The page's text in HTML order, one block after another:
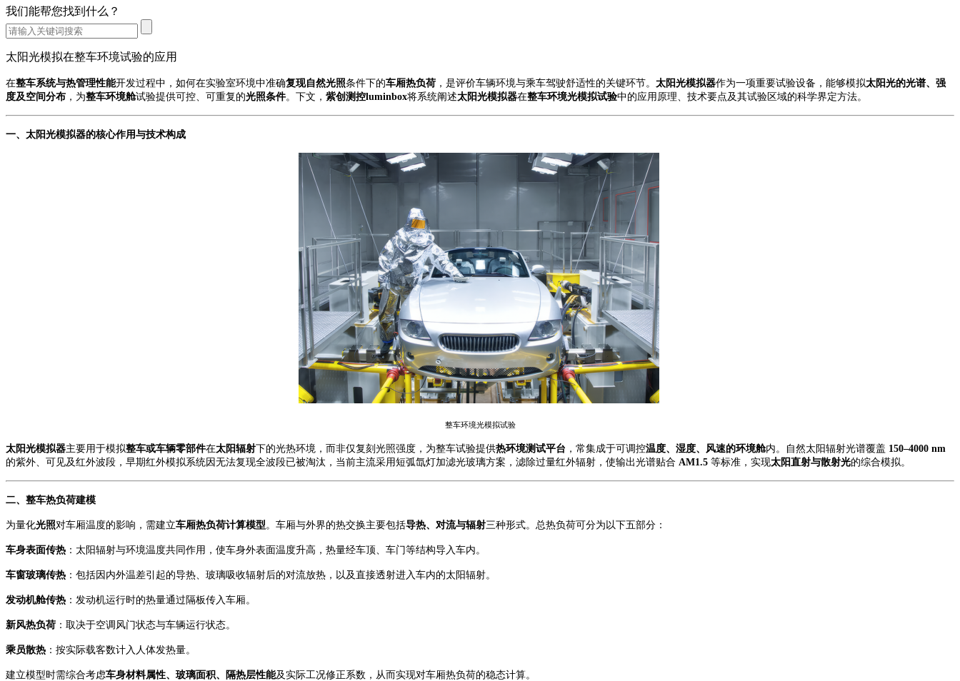
我们能帮您找到什么？
太阳光模拟在整车环境试验的应用
在整车系统与热管理性能开发过程中，如何在实验室环境中准确复现自然光照条件下的车厢热负荷 ，是评价车辆环境与乘车驾驶舒适性的关键环节。 太阳光模拟器作为一项重要试验设备，能够模拟太阳光的光谱、强
度及空间分布 ，为整车环境舱试验提供可控、可重复的光照条件。 下文， 紫创测控luminbox将系统阐述太阳光模拟器在整车环境光模拟试验中的应用原理、技术要点及其试验区域的科学界定方法。
一、 太阳光模拟器的核心作用与技术构成
整车环境光模拟试验
太阳光模拟器主要用于模拟整车或车辆零部件在太阳辐射下的光热环境，而非仅复刻光照强度，为整车试验提供热环境测试平台 ，常集成于可调控温度、湿度、风速的环境舱内。自然太阳辐射光谱覆盖 150–4000 nm
的紫外、可见及红外波段，早期红外模拟系统因无法复现全波段已被淘汰，当前主流采用短弧氙灯加滤光玻璃方案，滤除过量红外辐射，使输出光谱贴合 AM1.5 等标准，实现太阳直射与散射光的综合模拟。
二、整车热负荷建模
为量化光照对车厢温度的影响 ，需建立车厢热负荷计算模型。车厢与外界的热交换主要包括导热、对流与辐射三种形式。总热负荷可分为以下五部分：
车身表面传热 ：太阳辐射与环境温度共同作用，使车身外表面温度升高，热量经车顶、车门等结构导入车内。
车窗玻璃传热 ：包括因内外温差引起的导热、玻璃吸收辐射后的对流放热，以及直接透射进入车内的太阳辐射。
发动机舱传热 ：发动机运行时的热量通过隔板传入车厢。
新风热负荷 ：取决于空调风门状态与车辆运行状态。
乘员散热 ：按实际载客数计入人体发热量。
建立模型时需综合考虑车身材料属性、玻璃面积、隔热层性能及实际工况修正系数，从而实现对车厢热负荷的稳态计算。